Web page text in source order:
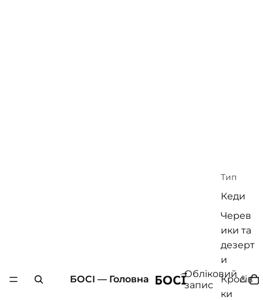
Тип
Кеди
Черев
ики та
дезерт
и
Кросів
ки
БОСІ — Головна
Обліковий
запис